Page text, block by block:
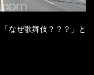
なぜ歌舞伎？？？」と